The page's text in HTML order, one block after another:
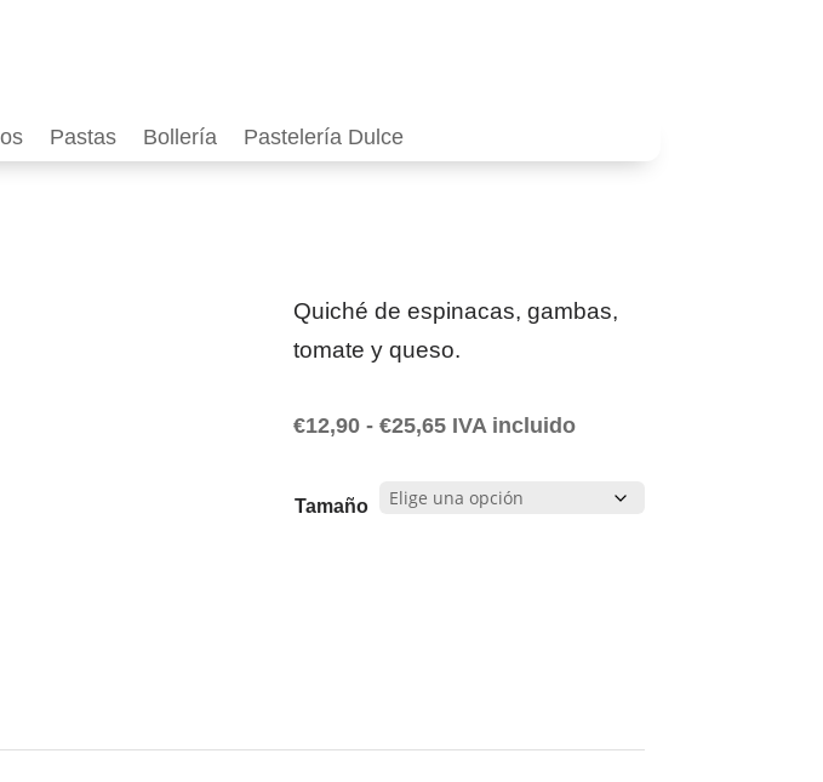
Pastas Bollería Pastelería Dulce
Quiché de espinacas, gambas,
tomate y queso.
€12,90 - €25,65Rango
precios:
IVA incluido
Tamaño